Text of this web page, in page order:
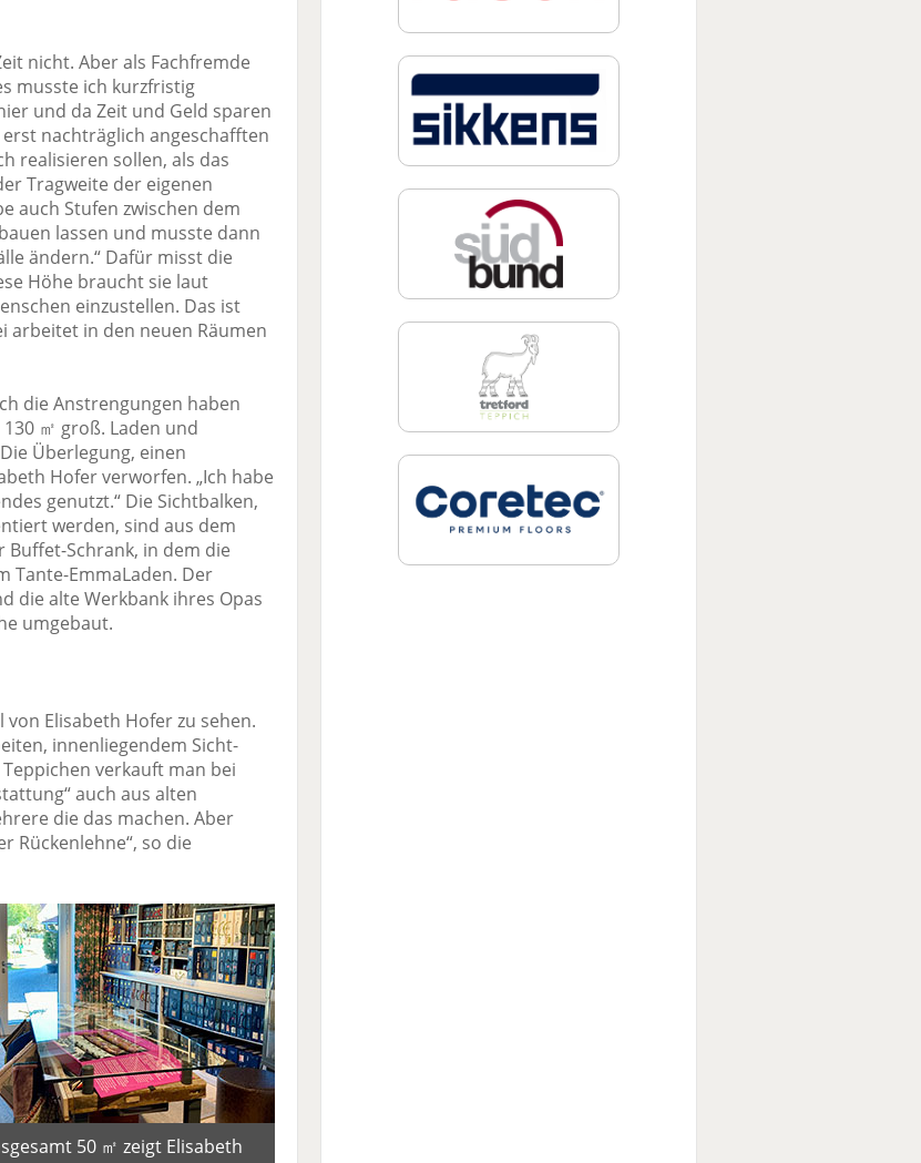
nicht. Aber als Fachfremde
musste ich kurzfristig
und da Zeit und Geld sparen
nachträglich angeschafften
realisieren sollen, als das
Tragweite der eigenen
auch Stufen zwischen dem
lassen und musste dann
ändern.“ Dafür misst die
Höhe braucht sie laut
einzustellen. Das ist
arbeitet in den neuen Räumen
die Anstrengungen haben
㎡ groß. Laden und
Überlegung, einen
Hofer verworfen. „Ich habe
genutzt.“ Die Sichtbalken,
werden, sind aus dem
Buffet-Schrank, in dem die
Tante-Emma­Laden. Der
die alte Werkbank ihres Opas
umgebaut.
Elisabeth Hofer zu sehen.
innenliegendem Sicht-
verkauft man bei
auch aus alten
die das machen. Aber
Rückenlehne“, so die
50 ㎡ zeigt Elisabeth